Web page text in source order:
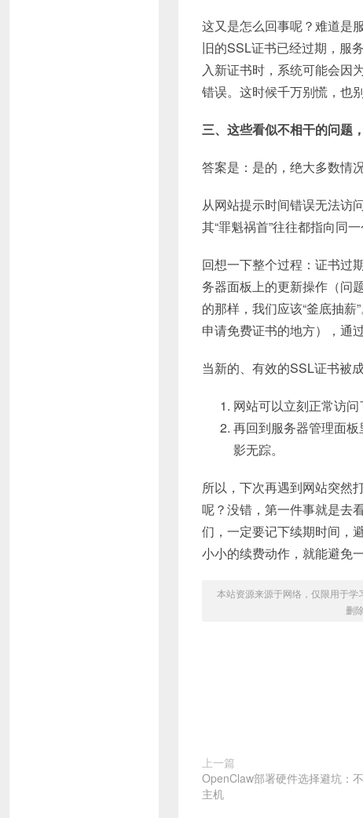
这又是怎么回事呢？难道是
旧的SSL证书已经过期，服
入新证书时，系统可能会因
错误。这时候千万别慌，也
三、这些看似不相干的问题
答案是：是的，绝大多数情
从网站提示时间错误无法访
其“罪魁祸首”往往都指向同
回想一下整个过程：证书过
务器面板上的更新操作（问
的那样，我们应该“釜底抽
申请免费证书的地方），通
当新的、有效的SSL证书被
网站可以立刻正常访问
再回到服务器管理面
影无踪。
所以，下次再遇到网站突然
呢？没错，第一件事就是去
们，一定要记下续期时间，
小小的续费动作，就能避免
本站资源来源于网络，仅限用于
删
上一篇
OpenClaw部署硬件选择避坑：
主机